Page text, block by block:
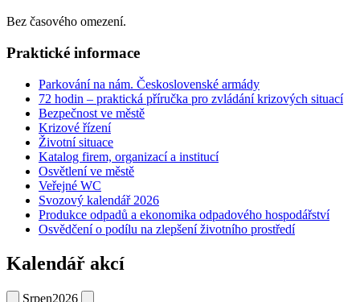
Bez časového omezení.
Praktické informace
Parkování na nám. Československé armády
72 hodin – praktická příručka pro zvládání krizových situací
Bezpečnost ve městě
Krizové řízení
Životní situace
Katalog firem, organizací a institucí
Osvětlení ve městě
Veřejné WC
Svozový kalendář 2026
Produkce odpadů a ekonomika odpadového hospodářství
Osvědčení o podílu na zlepšení životního prostředí
Kalendář akcí
Srpen2026